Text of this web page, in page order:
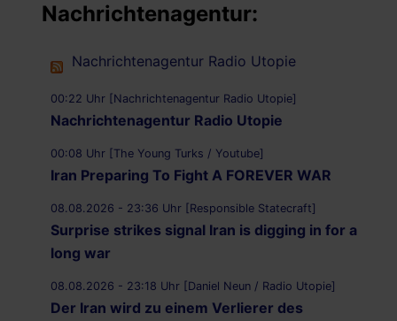
Nachrichtenagentur:
Nachrichtenagentur Radio Utopie
00:22 Uhr [Nachrichtenagentur Radio Utopie]
Nachrichtenagentur Radio Utopie
00:08 Uhr [The Young Turks / Youtube]
Iran Preparing To Fight A FOREVER WAR
08.08.2026 - 23:36 Uhr [Responsible Statecraft]
Surprise strikes signal Iran is digging in for a
long war
08.08.2026 - 23:18 Uhr [Daniel Neun / Radio Utopie]
Der Iran wird zu einem Verlierer des